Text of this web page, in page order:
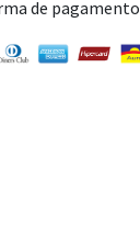
de pagamento